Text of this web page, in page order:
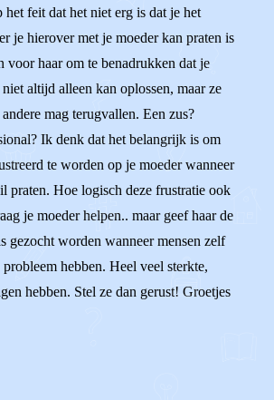
feit dat het niet erg is dat je het
je hierover met je moeder kan praten is
voor haar om te benadrukken dat je
altijd alleen kan oplossen, maar ze
mag terugvallen. Een zus?
Ik denk dat het belangrijk is om
te worden op je moeder wanneer
praten. Hoe logisch deze frustratie ook
je moeder helpen.. maar geef haar de
gezocht worden wanneer mensen zelf
hebben. Heel veel sterkte,
hebben. Stel ze dan gerust! Groetjes